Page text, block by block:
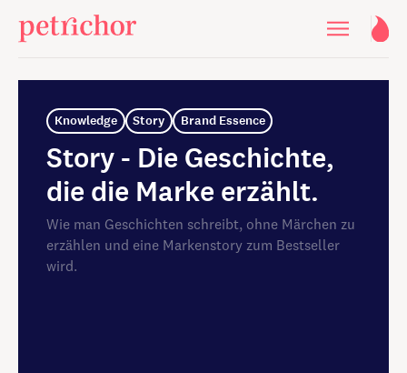
Knowledge Story Brand Essence
Story - Die Geschichte,
die die Marke erzählt.
Wie man Geschichten schreibt, ohne Märchen zu
erzählen und eine Markenstory zum Bestseller
wird.